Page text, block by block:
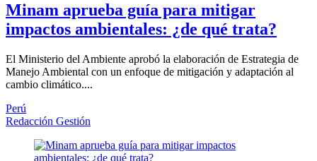
Minam aprueba guía para mitigar
impactos ambientales: ¿de qué trata?
El Ministerio del Ambiente aprobó la elaboración de Estrategia de
Manejo Ambiental con un enfoque de mitigación y adaptación al
cambio climático....
Perú
Redacción Gestión